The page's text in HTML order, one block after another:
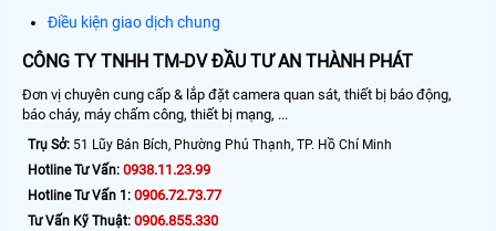
Điều kiện giao dịch chung
CÔNG TY TNHH TM-DV ĐẦU TƯ AN THÀNH PHÁT
Đơn vị chuyên cung cấp & lắp đặt camera quan sát, thiết bị báo động,
báo cháy, máy chấm công, thiết bị mạng, ...
Trụ Sở: 51 Lũy Bán Bích, Phường Phú Thạnh, TP. Hồ Chí Minh
Hotline Tư Vấn: 0938.11.23.99
Hotline Tư Vấn 1: 0906.72.73.77
Tư Vấn Kỹ Thuật: 0906.855.330